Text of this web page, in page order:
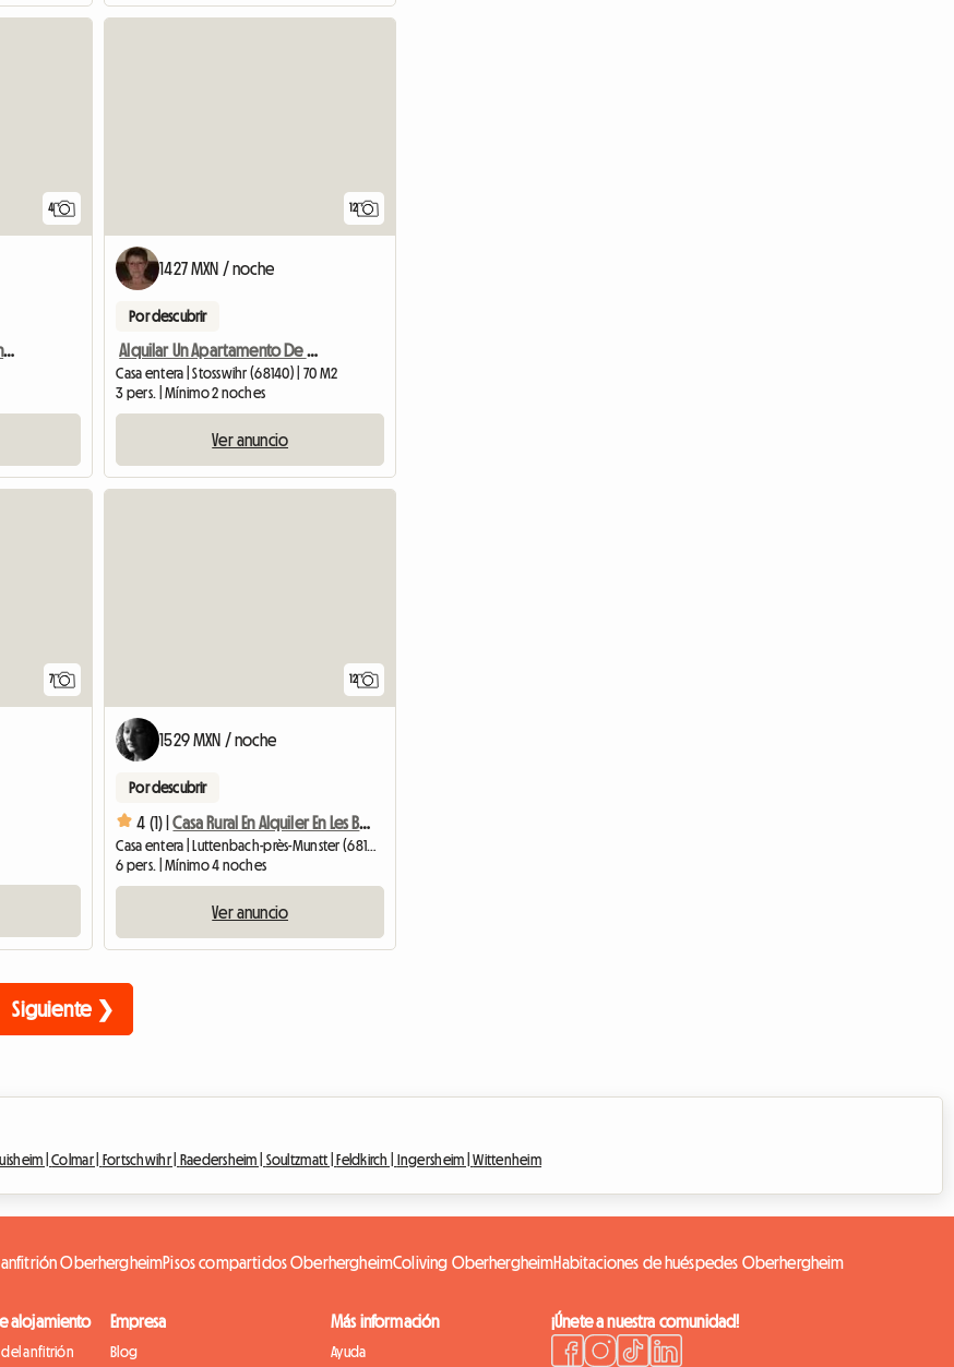
4
Gîte Du Vignoble Horcher, En Alsacia
12
1427 MXN / noche
Por descubrir
Alquilar Un Apartamento De Vacaciones
Casa entera | Stosswihr (68140) | 70 M2
3 pers. | Mínimo 2 noches
Ver anuncio
7 12
1529 MXN / noche
Por descubrir
4 (1) | Casa Rural En Alquiler En Les Boillat-Néris
Casa entera | Luttenbach-près-Munster (68140) | 70 M2
6 pers. | Mínimo 4 noches
Ver anuncio
Siguiente ❯
|Colmar | Fortschwihr | Raedersheim | Soultzmatt | Feldkirch | Ingersheim |Wittenheim
anfitrión OberhergheimPisos compartidos OberhergheimColiving OberhergheimHabitaciones de huéspedes Oberhergheim
alojamiento
del anfitrión
Empresa
Blog
Más información
Ayuda
¡Únete a nuestra comunidad!